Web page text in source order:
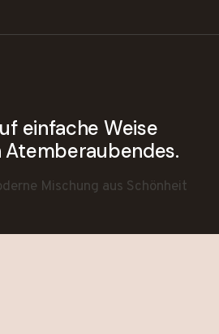
einfache Weise
Mischung aus Schönheit